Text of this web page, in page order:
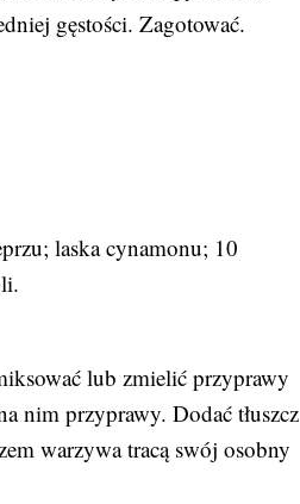
gęstości. Zagotować.
laska cynamonu; 10
lub zmielić przyprawy
nim przyprawy. Dodać tłuszcz
warzywa tracą swój osobny